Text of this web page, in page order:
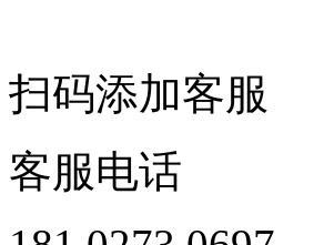
扫码添加客服
客服电话